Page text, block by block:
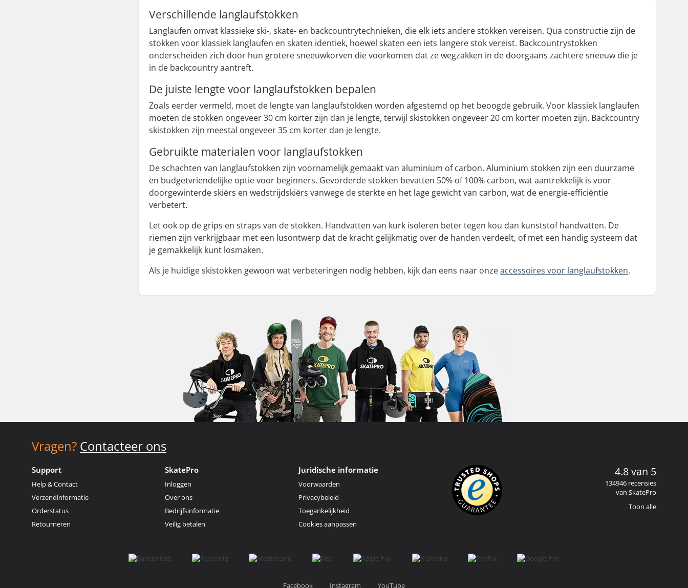
Verschillende langlaufstokken
Langlaufen omvat klassieke ski-, skate- en backcountrytechnieken, die elk iets andere stokken vereisen. Qua constructie zijn de
stokken voor klassiek langlaufen en skaten identiek, hoewel skaten een iets langere stok vereist. Backcountrystokken
onderscheiden zich door hun grotere sneeuwkorven die voorkomen dat ze wegzakken in de doorgaans zachtere sneeuw die je
in de backcountry aantreft.
De juiste lengte voor langlaufstokken bepalen
Zoals eerder vermeld, moet de lengte van langlaufstokken worden afgestemd op het beoogde gebruik. Voor klassiek langlaufen
moeten de stokken ongeveer 30 cm korter zijn dan je lengte, terwijl skistokken ongeveer 20 cm korter moeten zijn. Backcountry
skistokken zijn meestal ongeveer 35 cm korter dan je lengte.
Gebruikte materialen voor langlaufstokken
De schachten van langlaufstokken zijn voornamelijk gemaakt van aluminium of carbon. Aluminium stokken zijn een duurzame
en budgetvriendelijke optie voor beginners. Gevorderde stokken bevatten 50% of 100% carbon, wat aantrekkelijk is voor
doorgewinterde skiërs en wedstrijdskiërs vanwege de sterkte en het lage gewicht van carbon, wat de energie-efficiëntie
verbetert.
Let ook op de grips en straps van de stokken. Handvatten van kurk isoleren beter tegen kou dan kunststof handvatten. De
riemen zijn verkrijgbaar met een lusontwerp dat de kracht gelijkmatig over de handen verdeelt, of met een handig systeem dat
je gemakkelijk kunt losmaken.
Als je huidige skistokken gewoon wat verbeteringen nodig hebben, kijk dan eens naar onzeaccessoires voor langlaufstokken.
Vragen? Contacteer ons
Support
Help & Contact
Verzendinformatie
Orderstatus
Retourneren
SkatePro
Inloggen
Over ons
Bedrijfsinformatie
Veilig betalen
Juridische informatie
Voorwaarden
Privacybeleid
Toegankelijkheid
Cookies aanpassen
4.8 van 5
134946 recensies
van SkatePro
Toon alle
Facebook Instagram YouTube